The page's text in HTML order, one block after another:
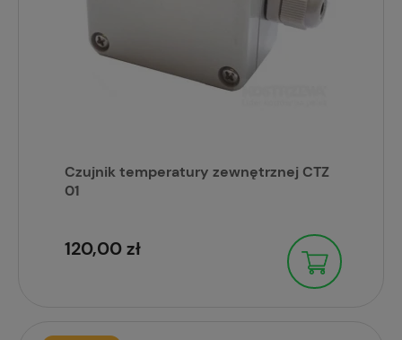
Czujnik temperatury zewnętrznej CTZ
01
120,00 zł